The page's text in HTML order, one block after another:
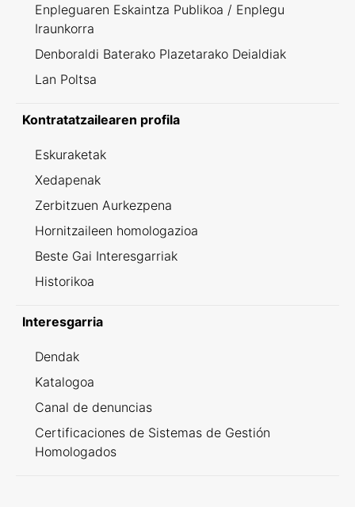
Enpleguaren Eskaintza Publikoa / Enplegu
Iraunkorra
Denboraldi Baterako Plazetarako Deialdiak
Lan Poltsa
Kontratatzailearen profila
Eskuraketak
Xedapenak
Zerbitzuen Aurkezpena
Hornitzaileen homologazioa
Beste Gai Interesgarriak
Historikoa
Interesgarria
Dendak
Katalogoa
Canal de denuncias
Certificaciones de Sistemas de Gestión
Homologados